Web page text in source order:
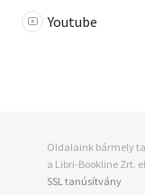
Youtube
Oldalaink bármely
a Libri-Bookline Zrt.
SSL tanúsítvány